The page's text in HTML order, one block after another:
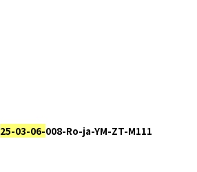
25-03-06-008-Ro-ja-YM-ZT-M111